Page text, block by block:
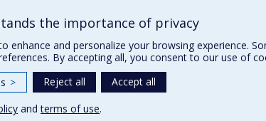
Cookie Settings
the importance of privacy
enhance and personalize your browsing experience.
By accepting all, you consent to our use of
> Reject all
Accept all
andterms of use.